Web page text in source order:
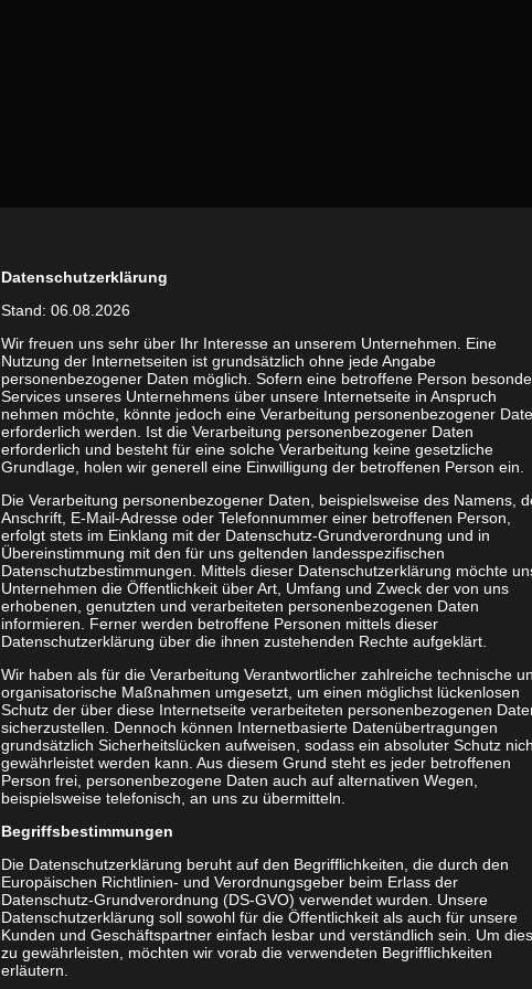
Datenschutzerklärung
Stand: 06.08.2026
Wir freuen uns sehr über Ihr Interesse an unserem Unternehmen. Eine
Nutzung der Internetseiten ist grundsätzlich ohne jede Angabe
personenbezogener Daten möglich. Sofern eine betroffene Person
Services unseres Unternehmens über unsere Internetseite in Anspruch
nehmen möchte, könnte jedoch eine Verarbeitung personenbezogener
erforderlich werden. Ist die Verarbeitung personenbezogener Daten
erforderlich und besteht für eine solche Verarbeitung keine gesetzliche
Grundlage, holen wir generell eine Einwilligung der betroffenen Person ein.
Die Verarbeitung personenbezogener Daten, beispielsweise des Namens,
Anschrift, E-Mail-Adresse oder Telefonnummer einer betroffenen Person,
erfolgt stets im Einklang mit der Datenschutz-Grundverordnung und in
Übereinstimmung mit den für uns geltenden landesspezifischen
Datenschutzbestimmungen. Mittels dieser Datenschutzerklärung möchte
Unternehmen die Öffentlichkeit über Art, Umfang und Zweck der von uns
erhobenen, genutzten und verarbeiteten personenbezogenen Daten
informieren. Ferner werden betroffene Personen mittels dieser
Datenschutzerklärung über die ihnen zustehenden Rechte aufgeklärt.
Wir haben als für die Verarbeitung Verantwortlicher zahlreiche technische
organisatorische Maßnahmen umgesetzt, um einen möglichst lückenlosen
Schutz der über diese Internetseite verarbeiteten personenbezogenen
sicherzustellen. Dennoch können Internetbasierte Datenübertragungen
grundsätzlich Sicherheitslücken aufweisen, sodass ein absoluter Schutz
gewährleistet werden kann. Aus diesem Grund steht es jeder betroffenen
Person frei, personenbezogene Daten auch auf alternativen Wegen,
beispielsweise telefonisch, an uns zu übermitteln.
Begriffsbestimmungen
Die Datenschutzerklärung beruht auf den Begrifflichkeiten, die durch den
Europäischen Richtlinien- und Verordnungsgeber beim Erlass der
Datenschutz-Grundverordnung (DS-GVO) verwendet wurden. Unsere
Datenschutzerklärung soll sowohl für die Öffentlichkeit als auch für unsere
Kunden und Geschäftspartner einfach lesbar und verständlich sein. Um dies
zu gewährleisten, möchten wir vorab die verwendeten Begrifflichkeiten
erläutern.